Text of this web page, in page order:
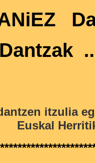
itzulia
Euskal